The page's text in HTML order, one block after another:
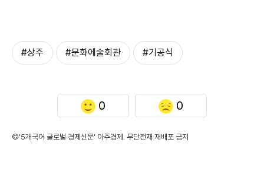
#상주 #문화에술회관 #기공식
0 0
©'5개국어 글로벌 경제신문' 아주경제. 무단전재·재배포 금지